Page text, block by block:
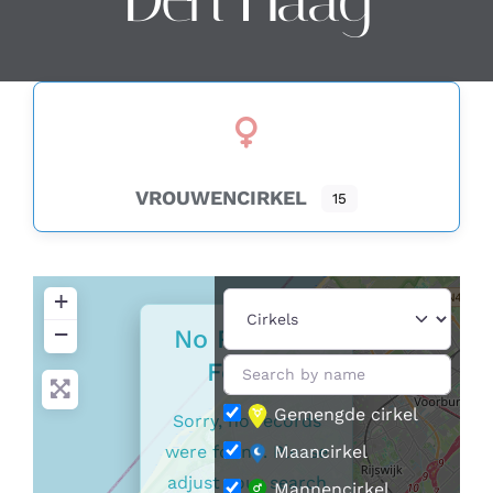
VROUWENCIRKEL 15
+
−
No Records
Found
Sorry, no records
were found. Please
adjust your search
Gemengde cirkel
Maancirkel